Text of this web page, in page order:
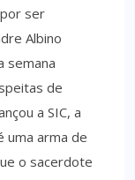
ser
Albino
semana
de
a SIC, a
uma arma de
o sacerdote